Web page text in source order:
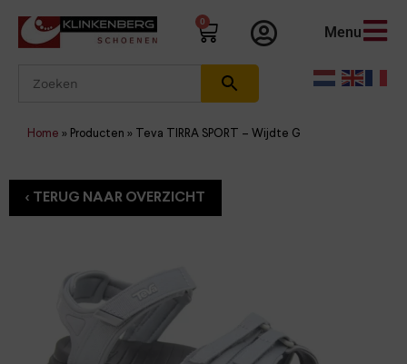
0
Menu
Home » Producten » Teva TIRRA SPORT – Wijdte G